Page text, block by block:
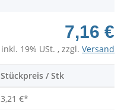
7,16 €
inkl. 19% USt. , zzgl. Versand
Stückpreis / Stk
3,21 €*